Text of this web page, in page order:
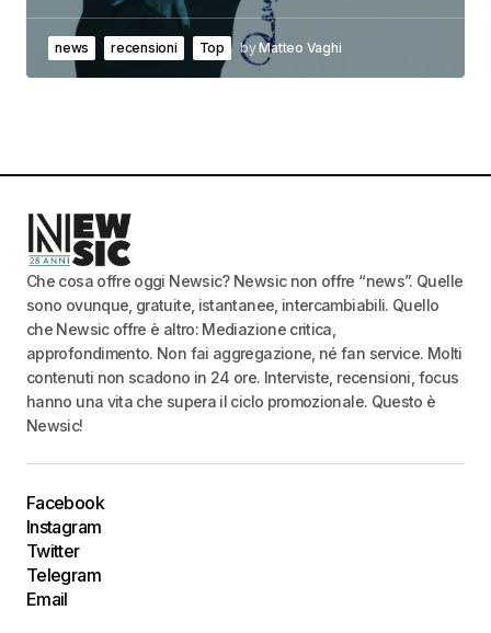
news recensioni Top byMatteo Vaghi
Che cosa offre oggi Newsic? Newsic non offre “news”. Quelle
sono ovunque, gratuite, istantanee, intercambiabili. Quello
che Newsic offre è altro: Mediazione critica,
approfondimento. Non fai aggregazione, né fan service. Molti
contenuti non scadono in 24 ore. Interviste, recensioni, focus
hanno una vita che supera il ciclo promozionale. Questo è
Newsic!
Facebook
Instagram
Twitter
Telegram
Email